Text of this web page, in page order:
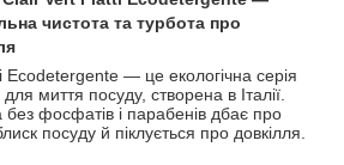
чистота та турбота про
— це екологічна серія
миття посуду, створена в Італії.
фосфатів і парабенів дбає про
посуду й піклується про довкілля.